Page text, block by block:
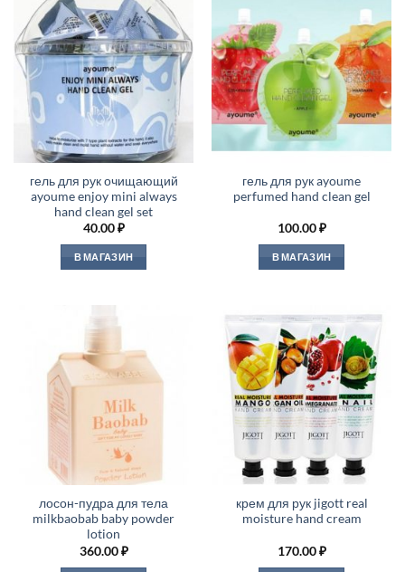
гель для рук очищающий
ayoume enjoy mini always
hand clean gel set
40.00₽
В МАГАЗИН
гель для рук ayoume
perfumed hand clean gel
100.00₽
В МАГАЗИН
лосон-пудра для тела
milkbaobab baby powder
lotion
360.00₽
крем для рук jigott real
moisture hand cream
170.00₽